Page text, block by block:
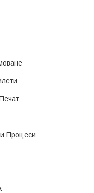
Процеси